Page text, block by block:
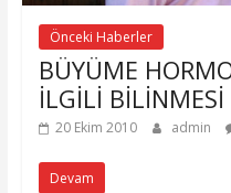
Önceki Haberler
BÜYÜME
İLGİLİ BİLİNMESİ
20 Ekim 2010 admin
Devam